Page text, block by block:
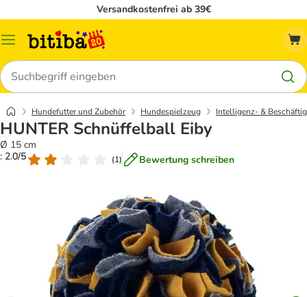
Versandkostenfrei ab 39€
Menü
Suchen
Hundefutter und Zubehör Hundespielzeug Intelligenz- &
HUNTER Schnüffelball Eiby
Ø 15 cm
: 2.0/5
(1) Bewertung schreiben